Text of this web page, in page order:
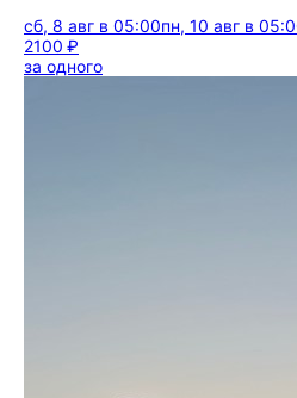
сб, 8 авг в 05:00пн, 10 авг в
2100 ₽
за одного